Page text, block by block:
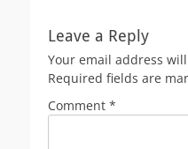
Leave a Reply
Your email address
Required fields are
Comment *